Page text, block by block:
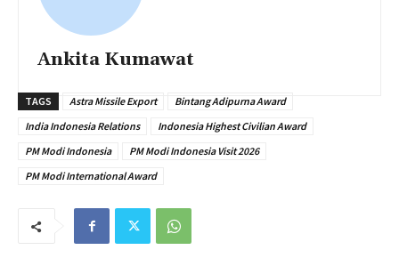
Ankita Kumawat
TAGS Astra Missile Export
Bintang Adipurna Award
India Indonesia Relations
Indonesia Highest Civilian Award
PM Modi Indonesia
PM Modi Indonesia Visit 2026
PM Modi International Award